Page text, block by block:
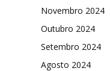
Novembro 2024
Outubro 2024
Setembro 2024
Agosto 2024